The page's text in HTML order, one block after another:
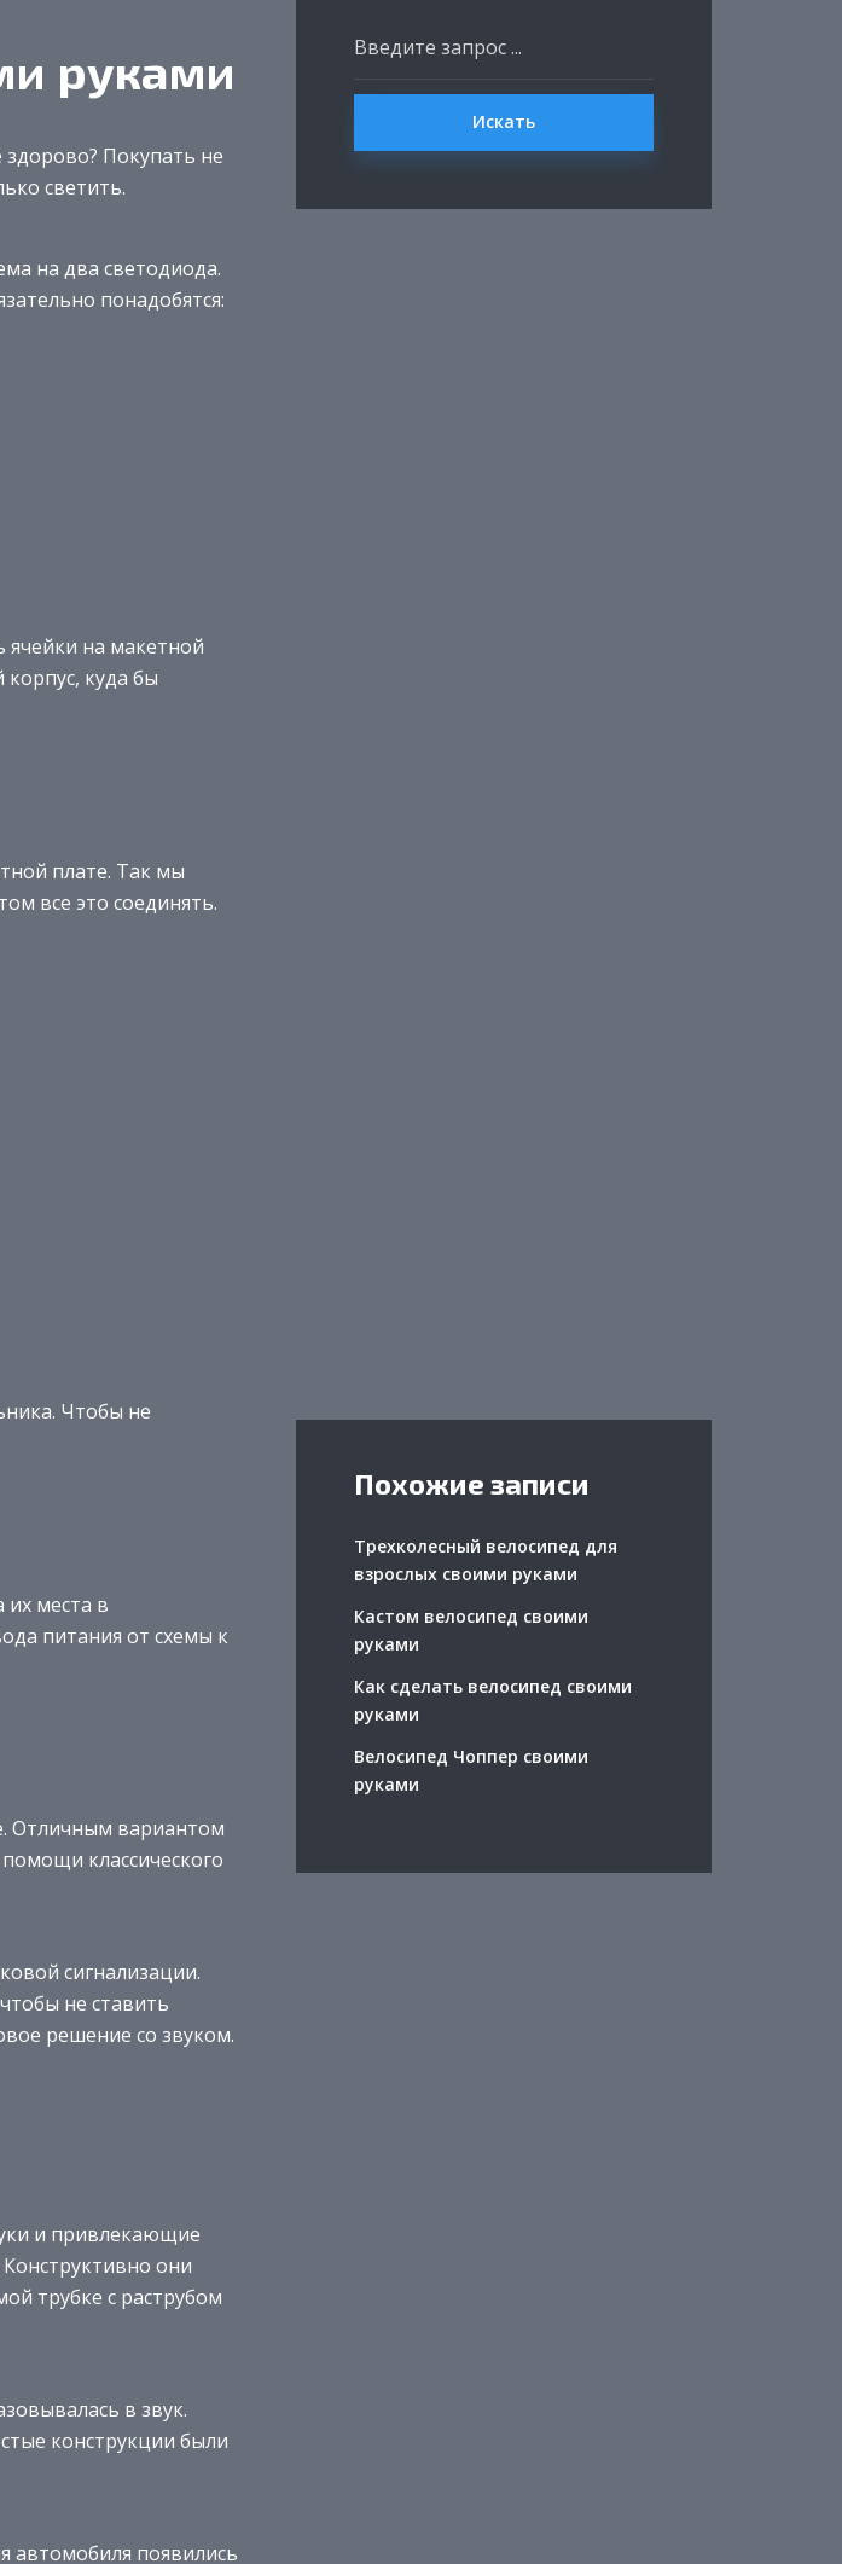
руками
здорово? Покупать не
светить.
на два светодиода.
понадобятся:
ячейки на макетной
куда бы
плате. Так мы
все это соединять.
Чтобы не
их места в
питания от схемы к
Отличным вариантом
классического
сигнализации.
не ставить
решение со звуком.
и привлекающие
они
трубке с раструбом
в звук.
конструкции были
автомобиля появились
Искать
Похожие записи
Трехколесный велосипед для
взрослых своими руками
Кастом велосипед своими
руками
Как сделать велосипед своими
руками
Велосипед Чоппер своими
руками